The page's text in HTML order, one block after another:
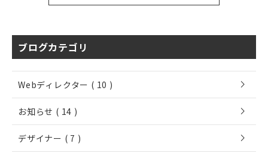
ブログカテゴリ
Webディレクター ( 10 ) chevron_right
お知らせ ( 14 ) chevron_right
デザイナー ( 7 ) chevron_right